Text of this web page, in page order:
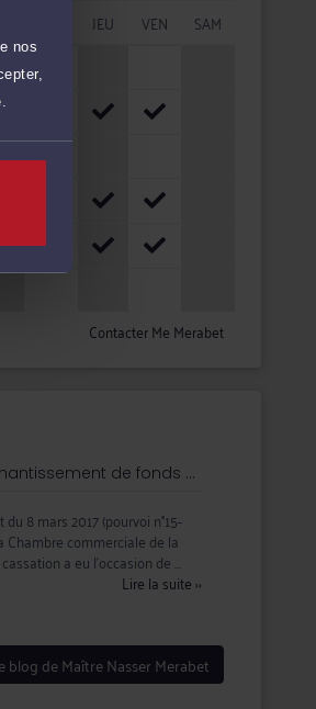
nos
JEU VEN
SAM
Contacter Me Merabet
de fonds ...
du 8 mars 2017 (pourvoi n°15-
Chambre commerciale de la
a eu l’occasion de ...
Lire la suite››
blog de Maître Nasser Merabet